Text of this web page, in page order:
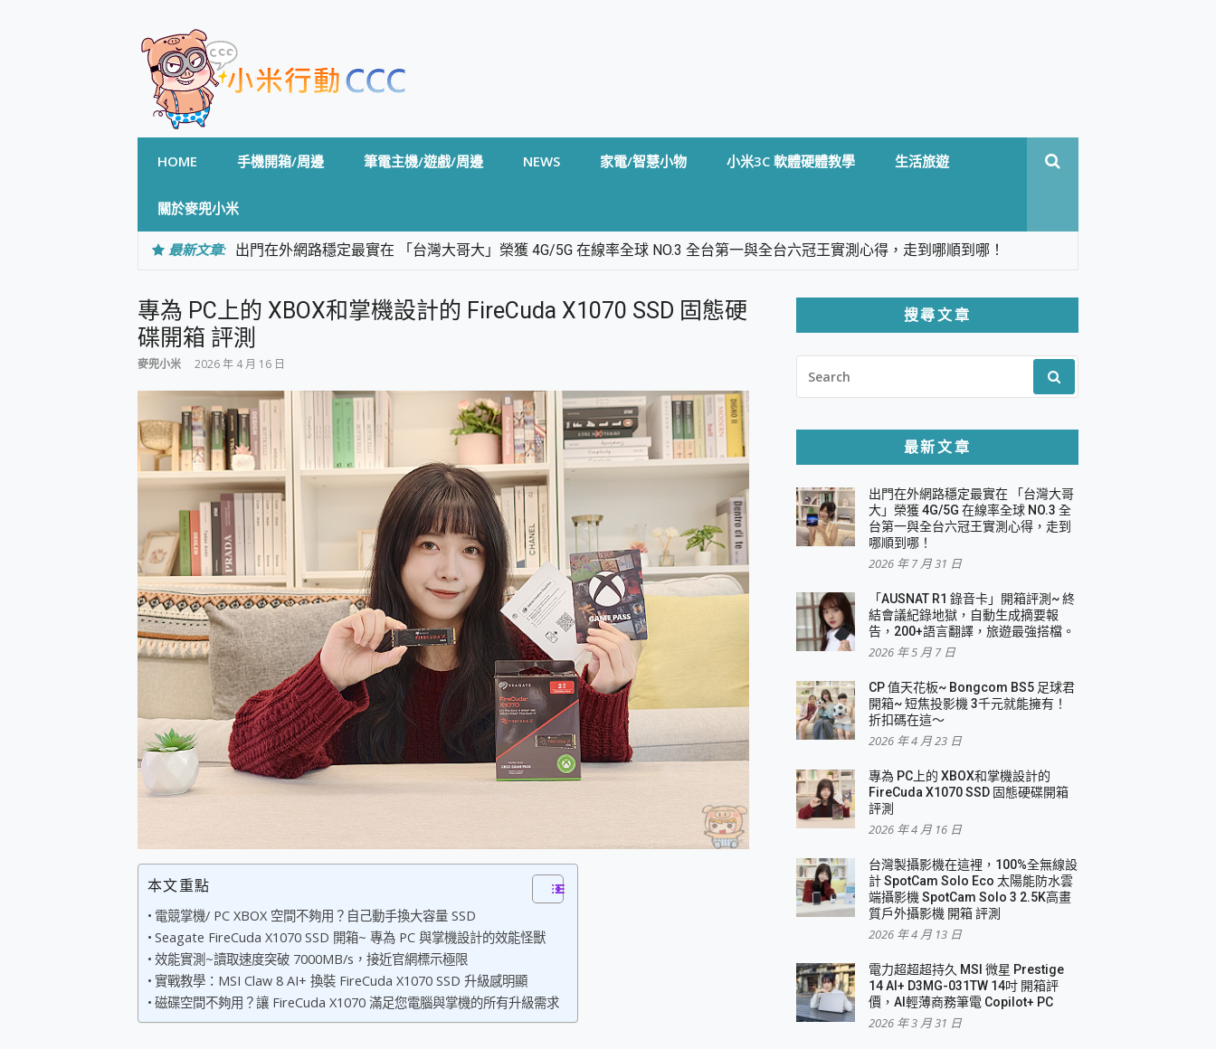
HOME 手機開箱/周邊 筆電主機/遊戲/周邊 NEWS 家電/智慧小物 小米3C 軟體硬體教學 生活旅遊
關於麥兜小米
最新文章: 出門在外網路穩定最實在 「台灣大哥大」榮獲 4G/5G 在線率全球 NO.3 全台第一與全台六冠王實測心得，走到哪順到哪！
專為 PC上的 XBOX和掌機設計的 FireCuda X1070 SSD 固態硬碟開箱 評測
台灣製攝影機在這裡，100%全無線設計 SpotCam Solo Eco 太陽能防水雲端攝影機 SpotCam Solo 3 2.5K高畫質戶外攝影機 開箱 評
測
電力超超超持久 MSI 微星 Prestige 14 AI+ D3MG-031TW 14吋 開箱評價，AI輕薄商務筆電 Copilot+ PC
超懂拍、耐用 AI 街拍機~ realme 16 Pro 開箱評價~ 2 億畫素 LumaColor 影像、持久續航與 IP69K 高防護
防窺黑科技 Galaxy S26 Ultra系列保護貼怎麼選？imos AR 低反光玻璃、藍寶石鏡頭貼與軍規防摔殼完整開箱評價
AI 支付 一錶搞定大小事 Xiaomi Watch 5 開箱 評測
超驚艷 讓人一眼就愛上 LENOVO 聯想 Yoga Book 9 14吋 AI輕薄筆電 開箱 評測
美到讓人超想擁有 moto pad 60 系列 與 Moto | Swarovski razr 60 冰藍限定版本 開箱 評測
好用的 EaseUS Partition Master 讓您輕鬆的移除與格式化有防寫保護的隨身碟或SD卡
一鍵修復模糊影片、舊照的 AI 好幫手! VideoProc Converter AI 新版全解析 × 年末優惠，一篇全看懂
小朋友才做選擇 投影機 RGB藍牙音響 氛圍情境燈 我通通都要！ Starfish 2 幻彩膠囊投影機｜結合「 智慧投影 & 煥彩流動 」的沈浸
式生活新體驗
外型超吸晴~ 給您絕佳操控體驗 GravaStar Mercury K1 系列 異星機械鍵盤與 Mercury X 系列 輕量無線電競滑鼠 開箱 評測
開箱~變身「蜘蛛人」椅子軍師！MSI MPG 491CQP QD-OLED 超寬曲面電競螢幕，多工辦公、爽度滿滿的終極桌面體驗
iPhone 17 系列 有認證的防護來囉！ imos 首家導入 UL MCV 行銷宣告驗證的手機配件品牌
DJI Osmo Pocket 3 爽爽帶回家 歡慶 EaseUS 21 週年到來，「Slogan 海報徵稿活動」好康大放送
小巧好吸不擋鏡頭 有Qi2認證的 ONPRO MagReact MXs2 5000mAh薄型磁吸無線急速行動電源 開箱 評測
會走動的冷暖氣 SONY REON POCKET PRO 穿戴式智慧冷暖調溫裝置 開箱 評測
寶可夢飛人外掛iToolab AnyGo全新升級，GO Fest 五折優惠嗨翻天！支援 iOS/Android！
百倍變焦實測~ vivo X200 Pro 與 S25 Ultra 誰能滿足全場景拍攝需求？
超好用的 PLAUD NotePin AI 智慧錄音膠囊~ 您的AI 秘書已上線 每月免費送你 300分鐘轉寫
COMPUTEX 2025 來囉！AGI亞奇雷 AI・Gaming・創作儲存方案登場，趕快來AGI亞奇雷挑戰任務抽 PS5！
自帶線的 有線無線都能充 ONPRO MagReact M5 10000mAh 5合1 磁吸無線急速行動電源 開箱 評測
飛利浦 JS7310 ⚡【電急便｜行動儲能救車電源】 可靠的旅行夥伴！帶給您優異的安全性與強大供電效能
是螢幕也是電視! 一機超多用途「MSI微星 Modern MD272UPSW 27型」 4K IPS 輕薄商用智慧聯網螢幕 開箱 評測
您的專屬AI 助手 Yoga Slim 7 Aura Edition 觸控AI筆電 開箱 評測
realme 14 Pro 超硬軍規、冰感變色實測，realme 14 5G 遊戲戰鬥值爆表，效能x娛樂全都要！
iPhone、Apple Watch、AirPods耳機 三個設備充電一起搞定 ONPRO MagReact™ M3 3 in 1可攜摺疊無線充電器 開箱 評測
動靜皆宜「HUAWEI FreeArc」開放式耳掛耳機，無感配戴! 超穩超服貼，音質、通話也很優質
好玩好拍 vivo V50 ~ 口袋裡的 Zeiss 潮流攝影棚!
25種洗烘模式一機搞定! Roborock 衣莉莎白 H1 Neo分子篩洗脫烘 AI 滾筒洗衣機
給 MSI Claw 系列電競掌機 最完美的家 MSI Nest Docking Station 掌機專屬擴充底座 開箱 評測
B&O 精品級音響! Home+ 中嘉寬頻 SoundBox 劇院串流盒 開箱 評測
2億 APO蔡司長焦神機降臨~ vivo X200 Pro、vivo X200 就是這麼好拍
EaseUS Vocal Remover 免費線上去聲器一鍵去除人聲 人聲 音樂分離 2024 消除人聲推薦
3 個超值 MHN 飛人工具分享~~ iToolab AnyGo 魔物獵人 Now飛人 ios教學 不出門也可以到處走
專為 PC上的 XBOX和掌機設計的 FireCuda X1070 SSD 固態硬
碟開箱 評測
麥兜小米 2026 年 4 月 16 日
本文重點
電競掌機/ PC XBOX 空間不夠用？自己動手換大容量 SSD
Seagate FireCuda X1070 SSD 開箱~ 專為 PC 與掌機設計的效能怪獸
效能實測~讀取速度突破 7000MB/s，接近官網標示極限
實戰教學：MSI Claw 8 AI+ 換裝 FireCuda X1070 SSD 升級感明顯
磁碟空間不夠用？讓 FireCuda X1070 滿足您電腦與掌機的所有升級需求
搜尋文章
FOR:
最新文章
出門在外網路穩定最實在 「台灣大哥
大」榮獲 4G/5G 在線率全球 NO.3 全
台第一與全台六冠王實測心得，走到
哪順到哪！
2026 年 7 月 31 日
「AUSNAT R1 錄音卡」開箱評測~ 終
結會議紀錄地獄，自動生成摘要報
告，200+語言翻譯，旅遊最強搭檔。
2026 年 5 月 7 日
CP 值天花板~ Bongcom BS5 足球君
開箱~ 短焦投影機 3千元就能擁有！
折扣碼在這～
2026 年 4 月 23 日
專為 PC上的 XBOX和掌機設計的
FireCuda X1070 SSD 固態硬碟開箱
評測
2026 年 4 月 16 日
台灣製攝影機在這裡，100%全無線設
計 SpotCam Solo Eco 太陽能防水雲
端攝影機 SpotCam Solo 3 2.5K高畫
質戶外攝影機 開箱 評測
2026 年 4 月 13 日
電力超超超持久 MSI 微星 Prestige
14 AI+ D3MG-031TW 14吋 開箱評
價，AI輕薄商務筆電 Copilot+ PC
2026 年 3 月 31 日